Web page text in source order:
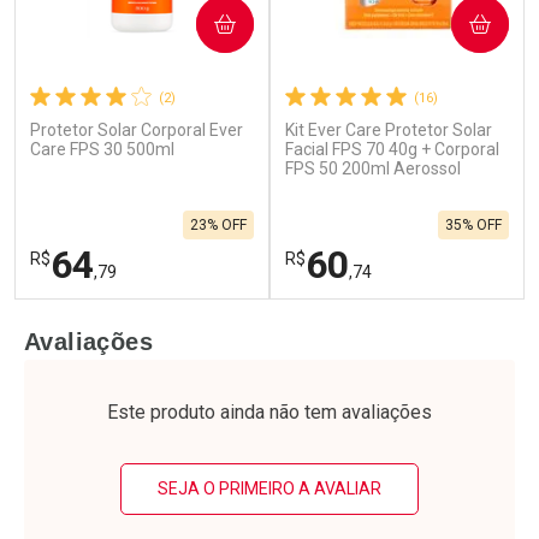
(2)
Protetor Solar Corporal Ever
Care FPS 30 500ml
R$64,79
23% OFF
COMPRAR
Laboratório
Por Menos
(16)
Kit Ever Care Protetor Solar
Facial FPS 70 40g + Corporal
FPS 50 200ml Aerossol
R$60,74
35% OFF
COMPRAR
Laboratório
Por Menos
Avaliações
Este produto ainda não tem avaliações
SEJA O PRIMEIRO A AVALIAR